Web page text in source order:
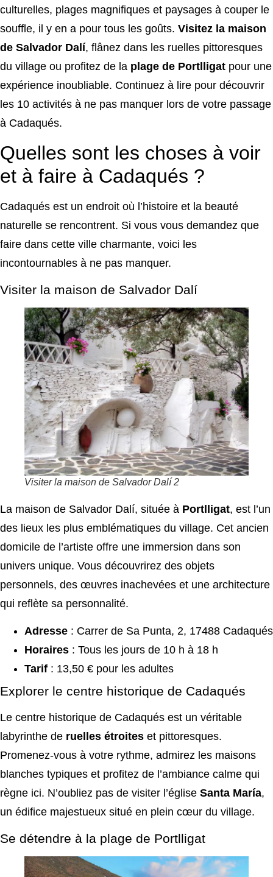
culturelles, plages magnifiques et paysages à couper le
souffle, il y en a pour tous les goûts. Visitez la maison
de Salvador Dalí, flânez dans les ruelles pittoresques
du village ou profitez de la plage de Portlligat pour une
expérience inoubliable. Continuez à lire pour découvrir
les 10 activités à ne pas manquer lors de votre passage
à Cadaqués.
Quelles sont les choses à voir
et à faire à Cadaqués ?
Cadaqués est un endroit où l’histoire et la beauté
naturelle se rencontrent. Si vous vous demandez que
faire dans cette ville charmante, voici les
incontournables à ne pas manquer.
Visiter la maison de Salvador Dalí
Visiter la maison de Salvador Dalí 2
La maison de Salvador Dalí, située à Portlligat, est l’un
des lieux les plus emblématiques du village. Cet ancien
domicile de l’artiste offre une immersion dans son
univers unique. Vous découvrirez des objets
personnels, des œuvres inachevées et une architecture
qui reflète sa personnalité.
Adresse : Carrer de Sa Punta, 2, 17488 Cadaqués
Horaires : Tous les jours de 10 h à 18 h
Tarif : 13,50 € pour les adultes
Explorer le centre historique de Cadaqués
Le centre historique de Cadaqués est un véritable
labyrinthe de ruelles étroites et pittoresques.
Promenez-vous à votre rythme, admirez les maisons
blanches typiques et profitez de l’ambiance calme qui
règne ici. N’oubliez pas de visiter l’église Santa María,
un édifice majestueux situé en plein cœur du village.
Se détendre à la plage de Portlligat